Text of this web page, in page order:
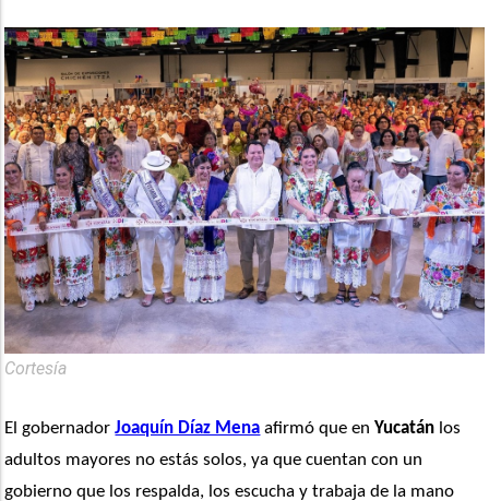
Cortesía
El gobernador Joaquín Díaz Mena afirmó que en Yucatán los
adultos mayores no estás solos, ya que cuentan con un
gobierno que los respalda, los escucha y trabaja de la mano